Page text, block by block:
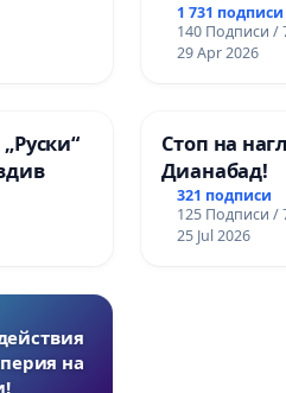
1 731 подписи
140 Подписи /
29 Apr 2026
Стоп на
Дианабад!
321 подписи
125 Подписи /
25 Jul 2026
на